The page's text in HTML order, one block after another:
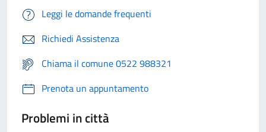
Leggi le domande frequenti
Richiedi Assistenza
Chiama il comune 0522 988321
Prenota un appuntamento
Problemi in città